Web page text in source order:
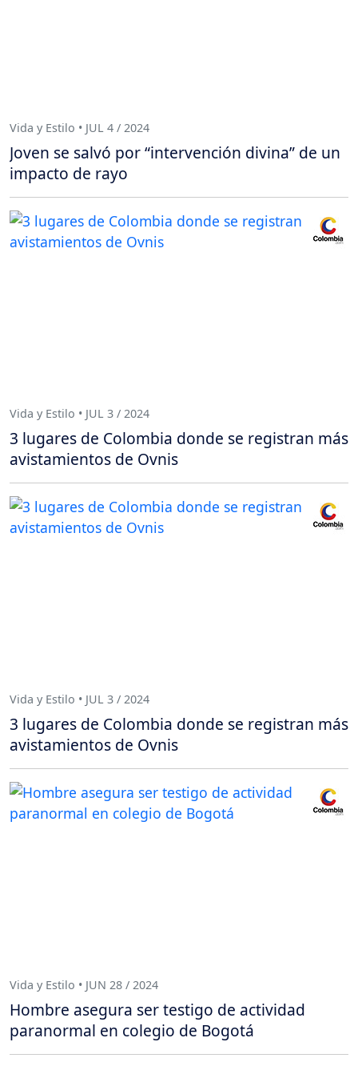
Vida y Estilo • JUL 4 / 2024
Joven se salvó por “intervención divina” de un
impacto de rayo
Vida y Estilo • JUL 3 / 2024
3 lugares de Colombia donde se registran más
avistamientos de Ovnis
Vida y Estilo • JUL 3 / 2024
3 lugares de Colombia donde se registran más
avistamientos de Ovnis
Vida y Estilo • JUN 28 / 2024
Hombre asegura ser testigo de actividad
paranormal en colegio de Bogotá